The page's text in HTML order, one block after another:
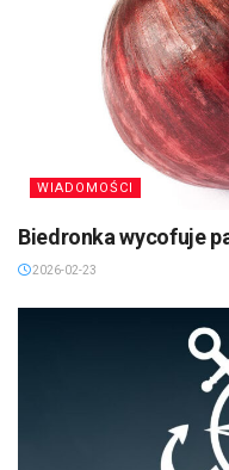
WIADOMOŚCI
Biedronka wycofuje
2026-02-23